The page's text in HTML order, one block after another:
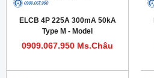
ELCB 4P 225A 300mA 50kA
Type M - Model
HDM1LE400M2254TA
0909.067.950 Ms.Châu